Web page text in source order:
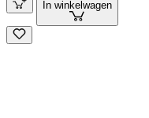
In winkelwagen